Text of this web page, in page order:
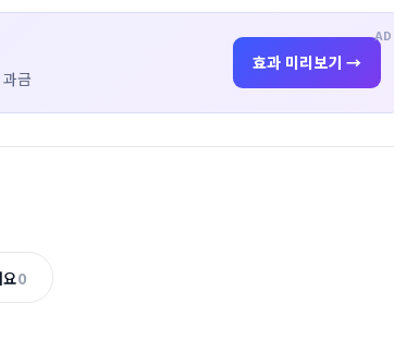
AD
금
효과 미리보기 →
0